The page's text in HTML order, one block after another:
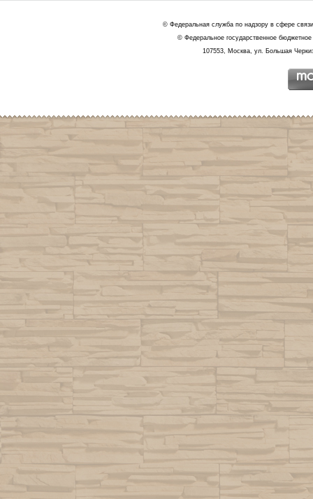
© Федеральная служба по надзору в сфере
© Федеральное государственное
107553, Москва, ул. Большая